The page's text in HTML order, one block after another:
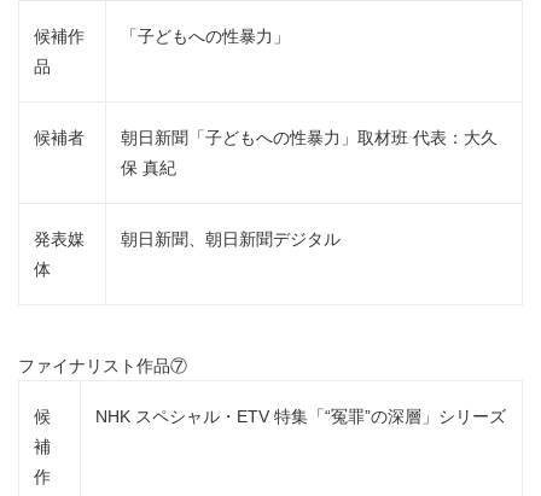
候補作
品
「子どもへの性暴力」
候補者
朝日新聞「子どもへの性暴力」取材班 代表：大久
保 真紀
発表媒
体
朝日新聞、朝日新聞デジタル
ファイナリスト作品⑦
候
補
作
NHK スペシャル・ETV 特集「“冤罪”の深層」シリーズ